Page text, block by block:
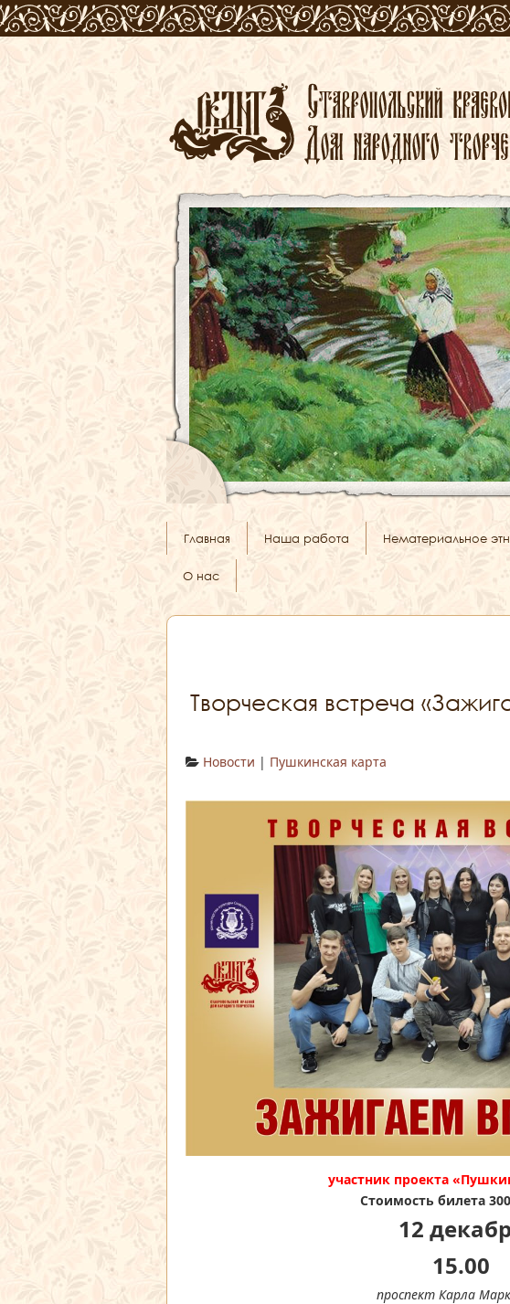
Главная Наша работа Нематериальное
О нас
Творческая встреча
Новости | Пушкинская карта
участник проекта
Стоимость билета
12
15.00
проспект Карла